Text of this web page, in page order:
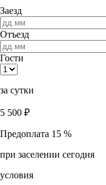
Заезд
Отъезд
Гости
за сутки
5 500 ₽
Предоплата 15 %
при заселении сегодня
условия